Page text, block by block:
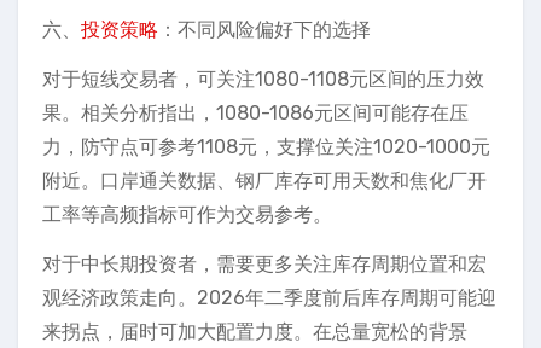
六、 投资策略 ：不同风险偏好下的选择
对于短线交易者，可关注1080-1108元区间的压力效
果。相关分析指出，1080-1086元区间可能存在压
力，防守点可参考1108元，支撑位关注1020-1000元
附近。口岸通关数据、钢厂库存可用天数和焦化厂开
工率等高频指标可作为交易参考。
对于中长期投资者，需要更多关注库存周期位置和宏
观经济政策走向。2026年二季度前后库存周期可能迎
来拐点，届时可加大配置力度。在总量宽松的背景